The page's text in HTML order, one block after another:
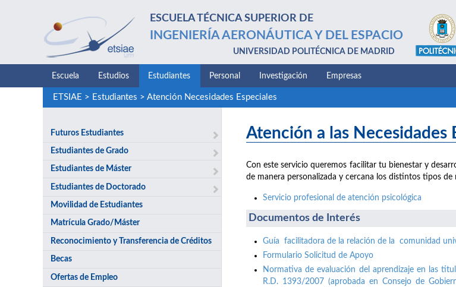
ESCUELA TÉCNICA SUPERIOR DE
INGENIERÍA AERONÁUTICA Y DEL ESPACIO
UNIVERSIDAD POLITÉCNICA DE MADRID
Escuela Estudios Estudiantes Personal Investigación Empresas
ETSIAE > Estudiantes > Atención Necesidades Especiales
Futuros Estudiantes
Estudiantes de Grado
Estudiantes de Máster
Estudiantes de Doctorado
Movilidad de Estudiantes
Matrícula Grado/Máster
Reconocimiento y Transferencia de Créditos
Becas
Ofertas de Empleo
Atención a las Necesidades
Con este servicio queremos facilitar tu bienestar y
de manera personalizada y cercana los distintos tipos
Servicio profesional de atención psicológica
Documentos de Interés
Guía facilitadora de la relación de la comunidad
Formulario Solicitud de Apoyo
Normativa de evaluación del aprendizaje en las
R.D. 1393/2007 (aprobada en Consejo de